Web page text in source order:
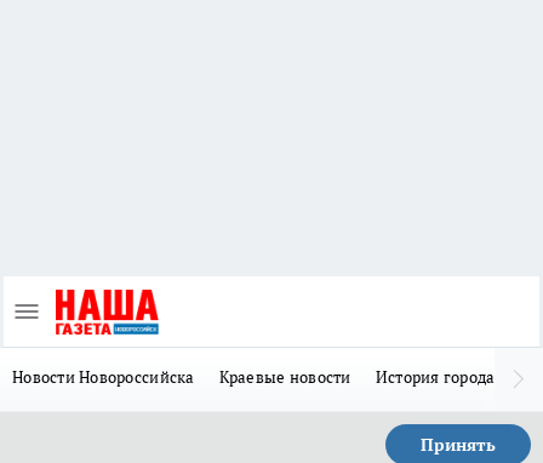
Новости Новороссийска Краевые новости История города Н
Принять